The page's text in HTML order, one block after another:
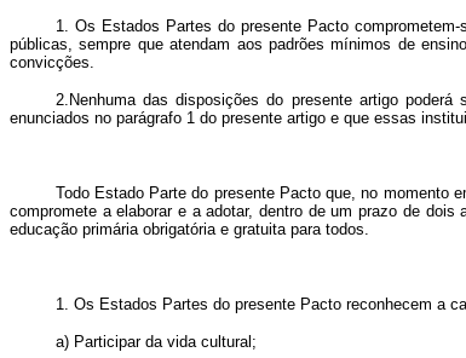
1. Os Estados Partes do presente Pacto
públicas, sempre que atendam aos padrões mínimos de
convicções.
2.Nenhuma das disposições do presente artigo
enunciados no parágrafo 1 do presente artigo e que essas
Todo Estado Parte do presente Pacto que, no momento
compromete a elaborar e a adotar, dentro de um prazo de
educação primária obrigatória e gratuita para todos.
1. Os Estados Partes do presente Pacto reconhecem a
a) Participar da vida cultural;